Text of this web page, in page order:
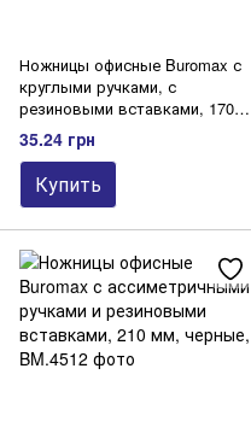
Ножницы офисные Buromax с
круглыми ручками, с
резиновыми вставками, 170
мм, синие
35.24 грн
Купить